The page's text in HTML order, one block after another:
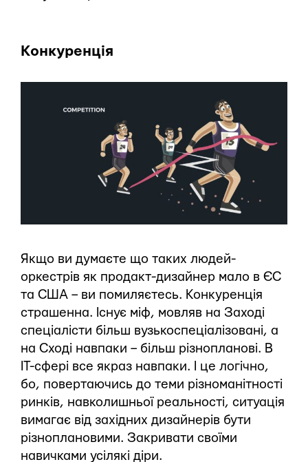
Конкуренція
Якщо ви думаєте що таких людей-
оркестрів як продакт-дизайнер мало в ЄС
та США – ви помиляєтесь. Конкуренція
страшенна. Існує міф, мовляв на Заході
спеціалісти більш вузькоспеціалізовані, а
на Сході навпаки – більш різнопланові. В
IT-сфері все якраз навпаки. І це логічно,
бо, повертаючись до теми різноманітності
ринків, навколишньої реальності, ситуація
вимагає від західних дизайнерів бути
різноплановими. Закривати своїми
навичками усілякі діри.